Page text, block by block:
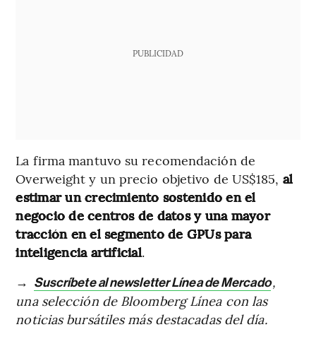
PUBLICIDAD
La firma mantuvo su recomendación de
Overweight y un precio objetivo de US$185, al
estimar un crecimiento sostenido en el
negocio de centros de datos y una mayor
tracción en el segmento de GPUs para
inteligencia artificial.
→ Suscríbete al newsletter Línea de Mercado,
una selección de Bloomberg Línea con las
noticias bursátiles más destacadas del día.